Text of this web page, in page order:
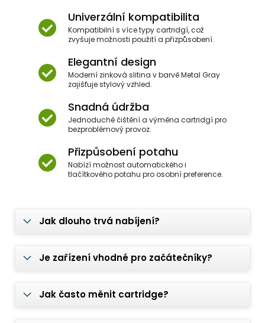
Univerzální kompatibilita
Kompatibilní s více typy cartridgí, což
zvyšuje možnosti použití a přizpůsobení.
Elegantní design
Moderní zinková slitina v barvě Metal Gray
zajišťuje stylový vzhled.
Snadná údržba
Jednoduché čištění a výměna cartridgí pro
bezproblémový provoz.
Přizpůsobení potahu
Nabízí možnost automatického i
tlačítkového potahu pro osobní preference.
Jak dlouho trvá nabíjení?
Je zařízení vhodné pro začátečníky?
Jak často měnit cartridge?